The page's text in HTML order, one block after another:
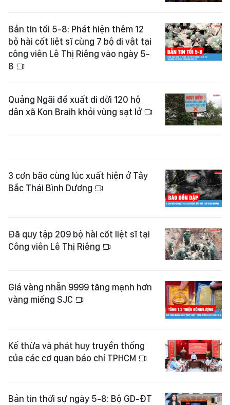
Bản tin tối 5-8: Phát hiện thêm 12
bộ hài cốt liệt sĩ cùng 7 bộ di vật tại
công viên Lê Thị Riêng vào ngày 5-
8
Quảng Ngãi đề xuất di dời 120 hộ
dân xã Kon Braih khỏi vùng sạt lở
3 cơn bão cùng lúc xuất hiện ở Tây
Bắc Thái Bình Dương
Đã quy tập 209 bộ hài cốt liệt sĩ tại
Công viên Lê Thị Riêng
Giá vàng nhẫn 9999 tăng mạnh hơn
vàng miếng SJC
Kế thừa và phát huy truyền thống
của các cơ quan báo chí TPHCM
Bản tin thời sự ngày 5-8: Bộ GD-ĐT